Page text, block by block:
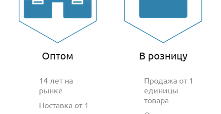
Оптом
14 лет на
рынке
Поставка от 1
В розницу
Продажа от 1
единицы
товара